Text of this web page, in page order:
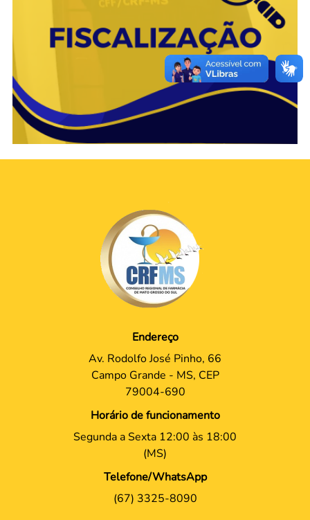
Endereço
Av. Rodolfo José Pinho, 66
Campo Grande - MS, CEP
79004-690
Horário de funcionamento
Segunda a Sexta 12:00 às 18:00
(MS)
Telefone/WhatsApp
(67) 3325-8090